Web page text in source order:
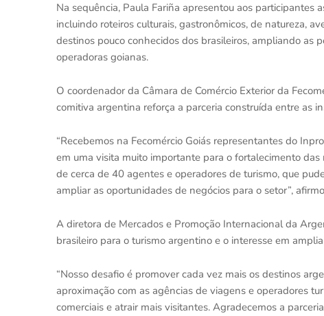
Na sequência, Paula Fariña apresentou aos participantes
incluindo roteiros culturais, gastronômicos, de natureza,
destinos pouco conhecidos dos brasileiros, ampliando as
operadoras goianas.
O coordenador da Câmara de Comércio Exterior da
comitiva argentina reforça a parceria construída entre as
“Recebemos na Fecomércio Goiás representantes do
em uma visita muito importante para o fortalecimento
de cerca de 40 agentes e operadores de turismo, que
ampliar as oportunidades de negócios para o setor”,
A diretora de Mercados e Promoção Internacional da
brasileiro para o turismo argentino e o interesse em
“Nosso desafio é promover cada vez mais os destinos
aproximação com as agências de viagens e operadores
comerciais e atrair mais visitantes. Agradecemos a